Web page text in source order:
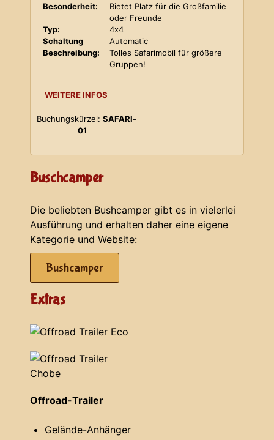
Besonderheit:
Bietet Platz für die Großfamilie
oder Freunde
Typ:
4x4
Schaltung
Automatic
Beschreibung:
Tolles Safarimobil für größere
Gruppen!
WEITERE INFOS
Buchungskürzel: SAFARI-
01
Buschcamper
Die beliebten Bushcamper gibt es in vielerlei
Ausführung und erhalten daher eine eigene
Kategorie und Website:
Bushcamper
Extras
Offroad-Trailer
Gelände-Anhänger